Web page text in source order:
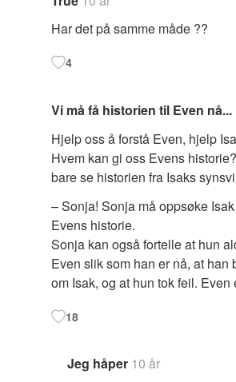
Har det på samme måde ??
4
Vi må få historien til Even nå...
Hjelp oss å forstå Even, hjelp
Hvem kan gi oss Evens
bare se historien fra Isaks
– Sonja! Sonja må oppsøke
Evens historie.
Sonja kan også fortelle at hun
Even slik som han er nå, at han
om Isak, og at hun tok feil. Even
18
Jeg håper 10 år